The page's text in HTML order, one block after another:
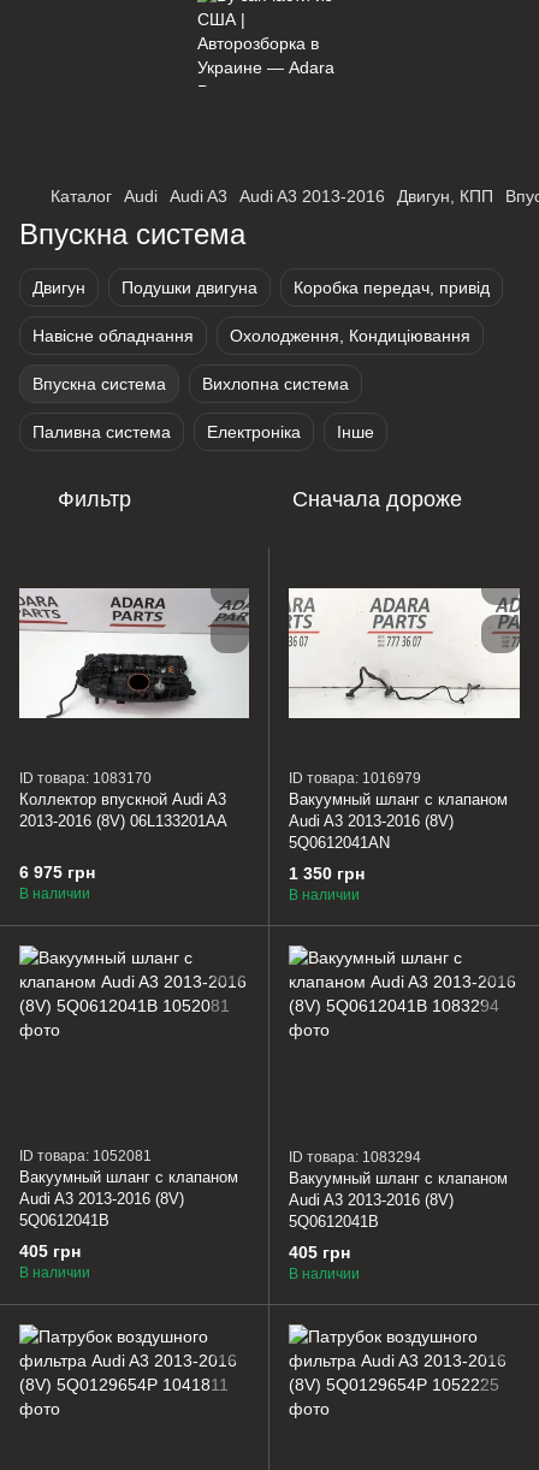
Оберіть мережу для переходу
Каталог Audi Audi A3 Audi A3 2013-2016 Двигун, КПП
Впускна система
Двигун Подушки двигуна Коробка передач, привід
Навісне обладнання Охолодження, Кондиціювання
Впускна система Вихлопна система
Паливна система Електроніка Інше
Фильтр Сначала дороже
ID товара: 1083170
Коллектор впускной Audi A3
2013-2016 (8V) 06L133201AA
6 975 грн
В наличии
ID товара: 1016979
Вакуумный шланг с клапаном
Audi A3 2013-2016 (8V)
5Q0612041AN
1 350 грн
В наличии
ID товара: 1052081
Вакуумный шланг с клапаном
Audi A3 2013-2016 (8V)
5Q0612041B
405 грн
В наличии
ID товара: 1083294
Вакуумный шланг с клапаном
Audi A3 2013-2016 (8V)
5Q0612041B
405 грн
В наличии